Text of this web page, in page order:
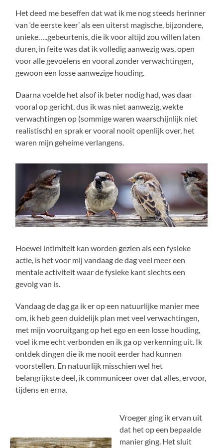
Het deed me beseffen dat wat ik me nog steeds herinner
van ‘de eerste keer’ als een uiterst magische, bijzondere,
unieke…..gebeurtenis, die ik voor altijd zou willen laten
duren, in feite was dat ik volledig aanwezig was, open
voor alle gevoelens en vooral zonder verwachtingen,
gewoon een losse aanwezige houding.
Daarna voelde het alsof ik beter nodig had, was daar
vooral op gericht, dus ik was niet aanwezig, wekte
verwachtingen op (sommige waren waarschijnlijk niet
realistisch) en sprak er vooral nooit openlijk over, het
waren mijn geheime verlangens.
Hoewel intimiteit kan worden gezien als een fysieke
actie, is het voor mij vandaag de dag veel meer een
mentale activiteit waar de fysieke kant slechts een
gevolg van is.
Vandaag de dag ga ik er op een natuurlijke manier mee
om, ik heb geen duidelijk plan met veel verwachtingen,
met mijn vooruitgang op het ego en een losse houding,
voel ik me echt verbonden en ik ga op verkenning uit. Ik
ontdek dingen die ik me nooit eerder had kunnen
voorstellen. En natuurlijk misschien wel het
belangrijkste deel, ik communiceer over dat alles, ervoor,
tijdens en erna.
Vroeger ging ik ervan uit
dat het op een bepaalde
manier ging. Het sluit